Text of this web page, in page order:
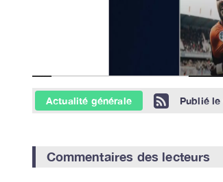
Actualité générale Publié le
Commentaires des lecteurs